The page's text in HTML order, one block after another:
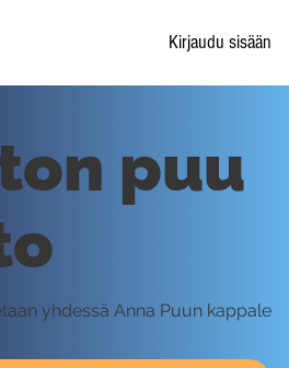
Kirjaudu sisään
puu
yhdessä Anna Puun kappale